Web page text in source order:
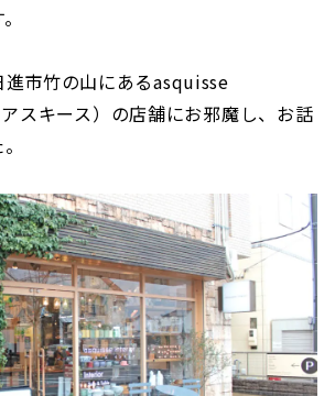
市竹の山にあるasquisse
スキース）の店舗にお邪魔し、お話